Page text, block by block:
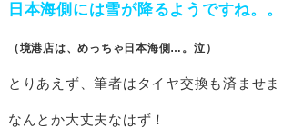
日本海側には雪が降るようですね。。
（境港店は、めっちゃ日本海側…。泣）
とりあえず、筆者はタイヤ交換も済ませ
なんとか大丈夫なはず！